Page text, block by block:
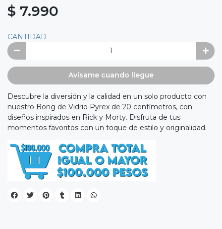
$ 7.990
CANTIDAD
Avísame cuando llegue
Descubre la diversión y la calidad en un solo producto con
nuestro Bong de Vidrio Pyrex de 20 centímetros, con
diseños inspirados en Rick y Morty. Disfruta de tus
momentos favoritos con un toque de estilo y originalidad.